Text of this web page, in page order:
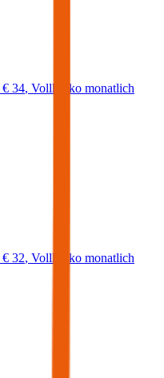
€ 34, Vollkasko monatlich
€ 32, Vollkasko monatlich